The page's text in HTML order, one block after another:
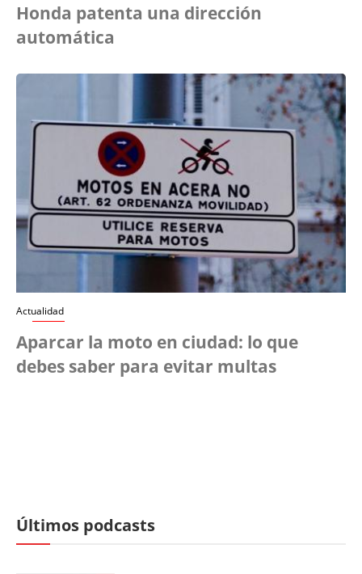
Honda patenta una dirección
automática
Actualidad
Aparcar la moto en ciudad: lo que
debes saber para evitar multas
Últimos podcasts